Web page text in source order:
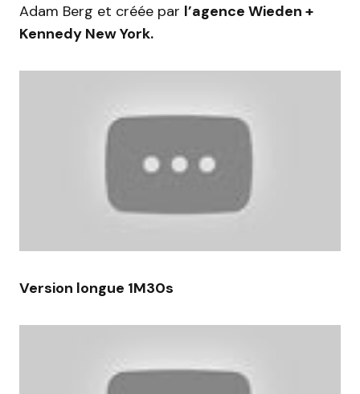
Adam Berg et créée par l’agence Wieden +
Kennedy New York.
Version longue 1M30s